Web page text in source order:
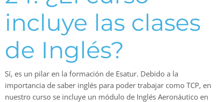
incluye las clases
de Inglés?
Sí, es un pilar en la formación de Esatur. Debido a la
importancia de saber inglés para poder trabajar como TCP, en
nuestro curso se incluye un módulo de Inglés Aeronáutico en